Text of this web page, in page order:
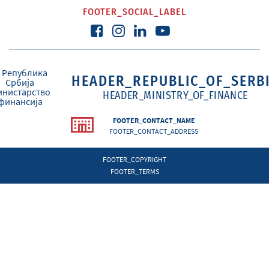
FOOTER_SOCIAL_LABEL
HEADER_MINISTRY_OF_FINANCE
FOOTER_CONTACT_NAME
FOOTER_CONTACT_ADDRESS
FOOTER_COPYRIGHT
FOOTER_TERMS